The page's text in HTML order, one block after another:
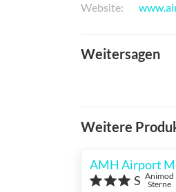
Website
Weitersagen
Weitere
AMH Airport
S Animod
Sterne